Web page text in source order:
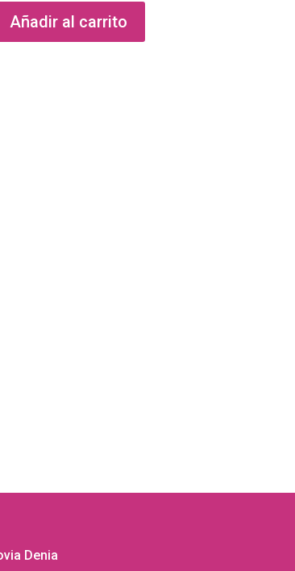
Añadir al carrito
Denia